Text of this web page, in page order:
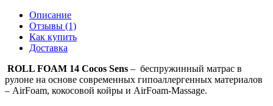
Описание
Отзывы (1)
Как купить
Доставка
ROLL FOAM 14 Cocos Sens – беспружинный матрас в
рулоне на основе современных гипоаллергенных материалов
– AirFoam, кокосовой койры и AirFoam-Massage.